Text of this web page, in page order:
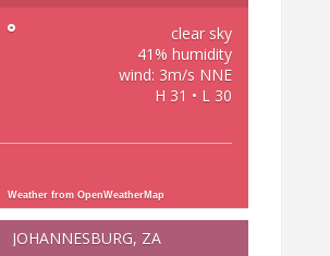
°
clear sky
41% humidity
wind: 3m/s NNE
H 31 • L 30
Weather from OpenWeatherMap
JOHANNESBURG, ZA